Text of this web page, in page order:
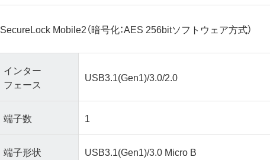
SecureLock Mobile2（暗号化：AES 256bitソフトウェア方式）
インター
フェース
USB3.1(Gen1)/3.0/2.0
端子数 1
端子形状 USB3.1(Gen1)/3.0 Micro B